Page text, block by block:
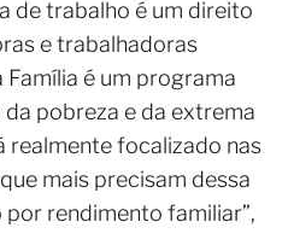
de trabalho é um direito
e trabalhadoras
é um programa
pobreza e da extrema
realmente focalizado nas
mais precisam dessa
rendimento familiar”,